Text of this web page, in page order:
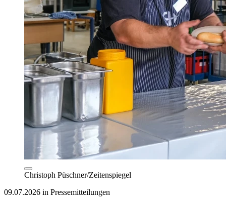
Christoph Püschner/Zeitenspiegel
09.07.2026 in Pressemitteilungen